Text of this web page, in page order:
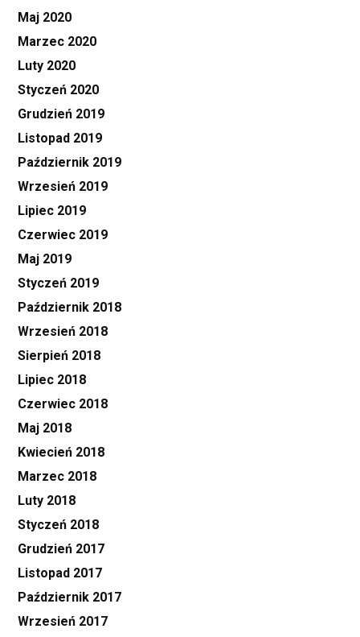
Maj 2020
Marzec 2020
Luty 2020
Styczeń 2020
Grudzień 2019
Listopad 2019
Październik 2019
Wrzesień 2019
Lipiec 2019
Czerwiec 2019
Maj 2019
Styczeń 2019
Październik 2018
Wrzesień 2018
Sierpień 2018
Lipiec 2018
Czerwiec 2018
Maj 2018
Kwiecień 2018
Marzec 2018
Luty 2018
Styczeń 2018
Grudzień 2017
Listopad 2017
Październik 2017
Wrzesień 2017